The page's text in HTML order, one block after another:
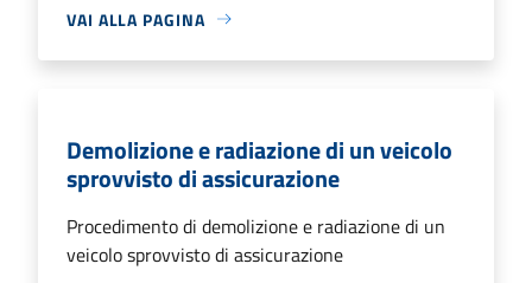
VAI ALLA PAGINA
Demolizione e radiazione di un veicolo
sprovvisto di assicurazione
Procedimento di demolizione e radiazione di un
veicolo sprovvisto di assicurazione